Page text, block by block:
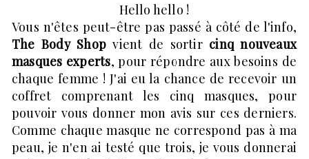
Hello hello !
Vous n'êtes peut-être pas passé à côté de l'info,
The Body Shopvient de sortir cinq nouveaux
masques experts, pour répondre aux besoins de
chaque femme ! J'ai eu la chance de recevoir un
coffret comprenant les cinq masques, pour
pouvoir vous donner mon avis sur ces derniers.
Comme chaque masque ne correspond pas à ma
peau, je n'en ai testé que trois, je vous donnerai